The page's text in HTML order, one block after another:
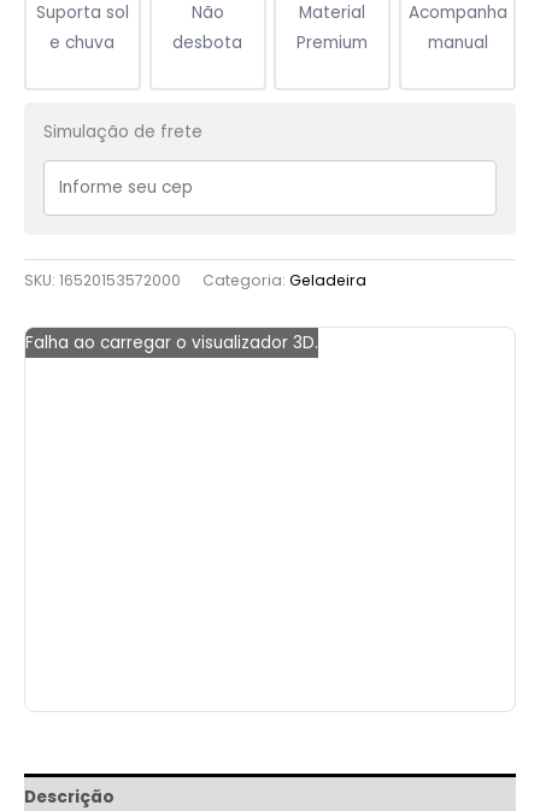
Suporta sol
e chuva
Não
desbota
Material
Premium
Acompanha
manual
Simulação de frete
SKU: 16520153572000 Categoria: Geladeira
Falha ao carregar o visualizador 3D.
Descrição